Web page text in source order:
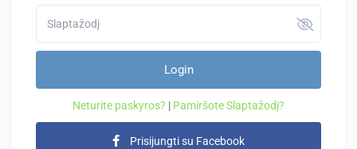
Login
Neturite paskyros? | Pamiršote Slaptažodį?
Prisijungti su Facebook